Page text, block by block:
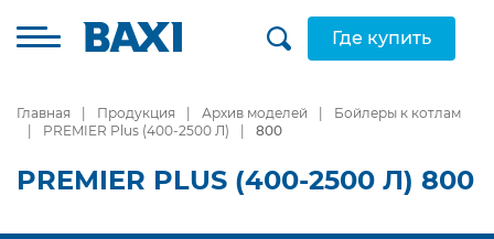
Где купить
Главная Продукция Архив моделей
Бойлеры к котлам
PREMIER Plus (400-2500 Л)
800
PREMIER PLUS (400-2500 Л) 800